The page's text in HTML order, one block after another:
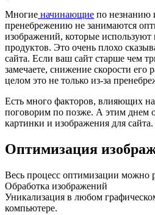
Многие начинающие по незнанию
пренебрежению не занимаются
изображений, которые используют
продуктов. Это очень плохо
сайта. Если ваш сайт старше чем
замечаете, снижение скорости
целом это не только из-за
Есть много факторов, влияющих на
поговорим по позже. А этим днем
картинки и изображения для сайта.
Оптимизация
Весь процесс оптимизации можно
Обработка изображений
Уникализация в любом
компьютере.